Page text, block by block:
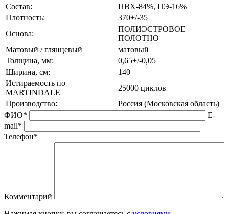
Состав:
ПВХ-84%, ПЭ-16%
Плотность:
370+/-35
Основа:
ПОЛИЭСТРОВОЕ
ПОЛОТНО
Матовый / глянцевый
матовый
Толщина, мм:
0,65+/-0,05
Ширина, см:
140
Истираемость по
MARTINDALE
25000 циклов
Производство:
Россия (Московская область)
ФИО*
E-
mail*
Телефон*
Комментарий